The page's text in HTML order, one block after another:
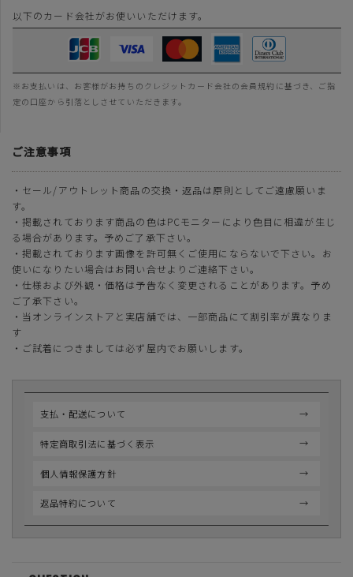
以下のカード会社がお使いいただけます。
※お支払いは、お客様がお持ちのクレジットカード会社の会員規約に基づき、ご指
定の口座から引落としさせていただきます。
ご注意事項
・セール/アウトレット商品の交換・返品は原則としてご遠慮願いま
す。
・掲載されております商品の色はPCモニターにより色目に相違が生じ
る場合があります。予めご了承下さい。
・掲載されております画像を許可無くご使用にならないで下さい。お
使いになりたい場合はお問い合せよりご連絡下さい。
・仕様および外観・価格は予告なく変更されることがあります。予め
ご了承下さい。
・当オンラインストアと実店舗では、一部商品にて割引率が異なりま
す
・ご試着につきましては必ず屋内でお願いします。
支払・配送について
特定商取引法に基づく表示
個人情報保護方針
返品特約について